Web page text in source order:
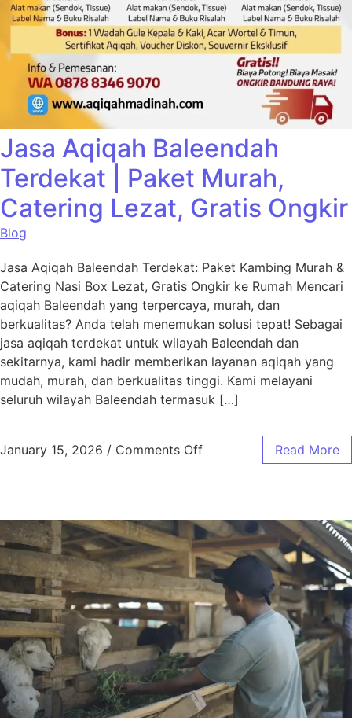
Jasa Aqiqah Baleendah
Terdekat | Paket Murah,
Catering Lezat, Gratis Ongkir
Blog
Jasa Aqiqah Baleendah Terdekat: Paket Kambing Murah &
Catering Nasi Box Lezat, Gratis Ongkir ke Rumah Mencari
aqiqah Baleendah yang terpercaya, murah, dan
berkualitas? Anda telah menemukan solusi tepat! Sebagai
jasa aqiqah terdekat untuk wilayah Baleendah dan
sekitarnya, kami hadir memberikan layanan aqiqah yang
mudah, murah, dan berkualitas tinggi. Kami melayani
seluruh wilayah Baleendah termasuk […]
January 15, 2026 / Comments Off Read More